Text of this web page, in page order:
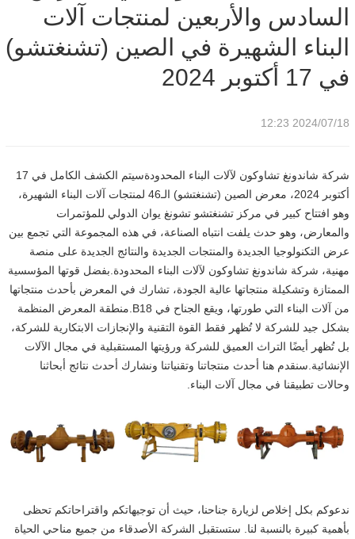
السادس والأربعين لمنتجات آلات
البناء الشهيرة في الصين (تشنغتشو)
في 17 أكتوبر 2024
2024/07/18 12:23
شركة شاندونغ تشاوكون لآلات البناء المحدودةسيتم الكشف الكامل في 17
أكتوبر 2024، معرض الصين (تشنغتشو) الـ46 لمنتجات آلات البناء الشهيرة،
وهو افتتاح كبير في مركز تشنغتشو تشونغ يوان الدولي للمؤتمرات
والمعارض، وهو حدث يلفت انتباه الصناعة، في هذه المجموعة التي تجمع بين
عرض التكنولوجيا الجديدة والمنتجات الجديدة والنتائج الجديدة على منصة
مهنية، شركة شاندونغ تشاوكون لآلات البناء المحدودة.بفضل قوتها المؤسسية
الممتازة وتشكيلة منتجاتها عالية الجودة، تشارك في المعرض بأحدث منتجاتها
من آلات البناء التي طورتها، ويقع الجناح في B18.منطقة المعرض المنظمة
بشكل جيد للشركة لا تُظهر فقط القوة التقنية والإنجازات الابتكارية للشركة،
بل تُظهر أيضًا التراث العميق للشركة ورؤيتها المستقبلية في مجال الآلات
الإنشائية.سنقدم هنا أحدث منتجاتنا وتقنياتنا ونشارك أحدث نتائج أبحاثنا
وحالات تطبيقنا في مجال آلات البناء.
ندعوكم بكل إخلاص لزيارة جناحنا، حيث أن توجيهاتكم واقتراحاتكم تحظى
بأهمية كبيرة بالنسبة لنا. ستستقبل الشركة الأصدقاء من جميع مناحي الحياة